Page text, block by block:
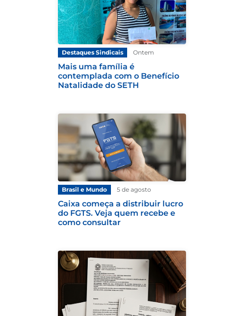
Destaques Sindicais Ontem
Mais uma família é
contemplada com o Benefício
Natalidade do SETH
Brasil e Mundo 5 de agosto
Caixa começa a distribuir lucro
do FGTS. Veja quem recebe e
como consultar